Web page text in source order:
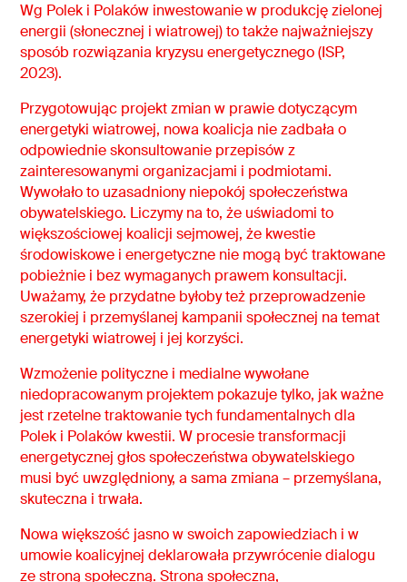
Wg Polek i Polaków inwestowanie w produkcję zielonej
energii (słonecznej i wiatrowej) to także najważniejszy
sposób rozwiązania kryzysu energetycznego (ISP,
2023).
Przygotowując projekt zmian w prawie dotyczącym
energetyki wiatrowej, nowa koalicja nie zadbała o
odpowiednie skonsultowanie przepisów z
zainteresowanymi organizacjami i podmiotami.
Wywołało to uzasadniony niepokój społeczeństwa
obywatelskiego. Liczymy na to, że uświadomi to
większościowej koalicji sejmowej, że kwestie
środowiskowe i energetyczne nie mogą być traktowane
pobieżnie i bez wymaganych prawem konsultacji.
Uważamy, że przydatne byłoby też przeprowadzenie
szerokiej i przemyślanej kampanii społecznej na temat
energetyki wiatrowej i jej korzyści.
Wzmożenie polityczne i medialne wywołane
niedopracowanym projektem pokazuje tylko, jak ważne
jest rzetelne traktowanie tych fundamentalnych dla
Polek i Polaków kwestii. W procesie transformacji
energetycznej głos społeczeństwa obywatelskiego
musi być uwzględniony, a sama zmiana – przemyślana,
skuteczna i trwała.
Nowa większość jasno w swoich zapowiedziach i w
umowie koalicyjnej deklarowała przywrócenie dialogu
ze stroną społeczną. Strona społeczna,